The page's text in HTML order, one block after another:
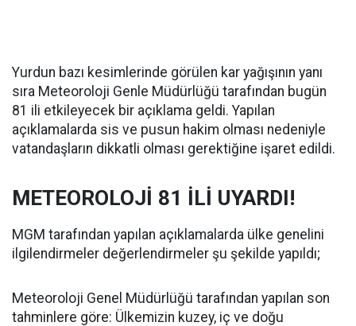
Yurdun bazı kesimlerinde görülen kar yağışının yanı
sıra Meteoroloji Genle Müdürlüğü tarafından bugün
81 ili etkileyecek bir açıklama geldi. Yapılan
açıklamalarda sis ve pusun hakim olması nedeniyle
vatandaşların dikkatli olması gerektiğine işaret edildi.
METEOROLOJİ 81 İLİ UYARDI!
MGM tarafından yapılan açıklamalarda ülke genelini
ilgilendirmeler değerlendirmeler şu şekilde yapıldı;
Meteoroloji Genel Müdürlüğü tarafından yapılan son
tahminlere göre: Ülkemizin kuzey, iç ve doğu